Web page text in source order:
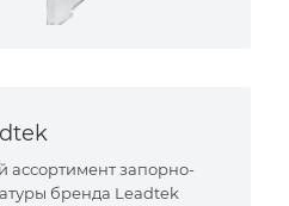
запорно-
бренда Leadtek